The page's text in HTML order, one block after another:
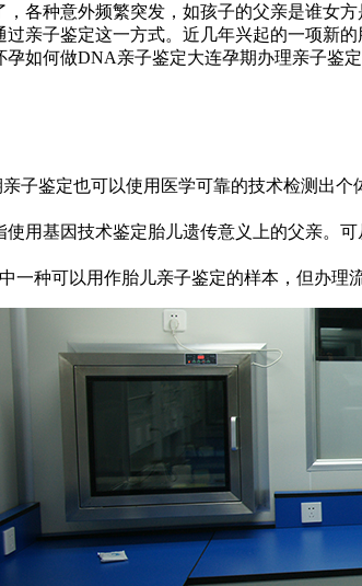
各种意外频繁突发，如孩子的父亲是谁女
亲子鉴定这一方式。近几年兴起的一项新
如何做DNA亲子鉴定大连孕期办理亲子
子鉴定也可以使用医学可靠的技术检测出
用基因技术鉴定胎儿遗传意义上的父亲。
种可以用作胎儿亲子鉴定的样本，但办理